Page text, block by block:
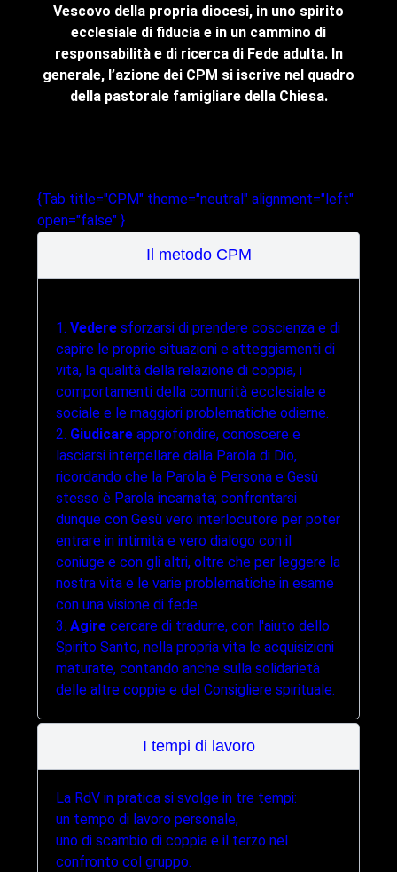
Vescovo della propria diocesi, in uno spirito
ecclesiale di fiducia e in un cammino di
responsabilità e di ricerca di Fede adulta. In
generale, l’azione dei CPM si iscrive nel quadro
della pastorale famigliare della Chiesa.
{Tab title="CPM" theme="neutral" alignment="left"
open="false" }
Il metodo CPM
1. Vedere sforzarsi di prendere coscienza e di
capire le proprie situazioni e atteggiamenti di
vita, la qualità della relazione di coppia, i
comportamenti della comunità ecclesiale e
sociale e le maggiori problematiche odierne.
2. Giudicare approfondire, conoscere e
lasciarsi interpellare dalla Parola di Dio,
ricordando che la Parola è Persona e Gesù
stesso è Parola incarnata; confrontarsi
dunque con Gesù vero interlocutore per poter
entrare in intimità e vero dialogo con il
coniuge e con gli altri, oltre che per leggere la
nostra vita e le varie problematiche in esame
con una visione di fede.
3. Agire cercare di tradurre, con l'aiuto dello
Spirito Santo, nella propria vita le acquisizioni
maturate, contando anche sulla solidarietà
delle altre coppie e del Consigliere spirituale.
I tempi di lavoro
La RdV in pratica si svolge in tre tempi:
un tempo di lavoro personale,
uno di scambio di coppia e il terzo nel
confronto col gruppo.